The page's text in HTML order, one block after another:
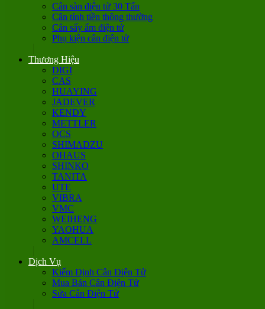
Cân sàn điện tử 30 Tấn
Cân tính tiền thông thường
Cân sấy ẩm điện tử
Phụ kiện cân điện tử
Thương Hiệu
DIGI
CAS
HUAYING
JADEVER
KENDY
METTLER
OCS
SHIMADZU
OHAUS
SHINKO
TANITA
UTE
VIBRA
VMC
WEIHENG
YAOHUA
AMCELL
Dịch Vụ
Kiểm Định Cân Điện Tử
Mua Bán Cân Điện Tử
Sửa Cân Điện Tử